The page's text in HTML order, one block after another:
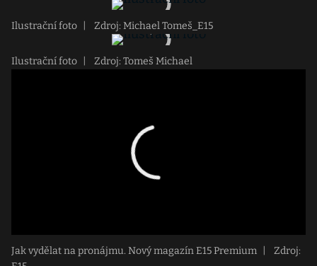
Ilustrační foto Zdroj: Michael Tomeš_E15
Ilustrační foto Zdroj: Tomeš Michael
Jak vydělat na pronájmu. Nový magazín E15 Premium
Zdroj: